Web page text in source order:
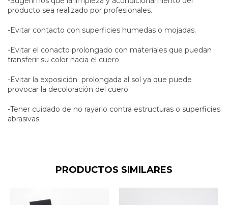
producto sea realizado por profesionales.
-Evitar contacto con superficies humedas o mojadas.
-Evitar el conacto prolongado con materiales que puedan
transferir su color hacia el cuero
-Evitar la exposición prolongada al sol ya que puede
provocar la decoloración del cuero.
-Tener cuidado de no rayarlo contra estructuras o superficies
abrasivas.
PRODUCTOS SIMILARES